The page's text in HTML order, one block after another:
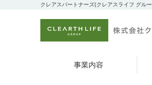
クレアスパートナーズ(クレアスライフ グル
事業内容